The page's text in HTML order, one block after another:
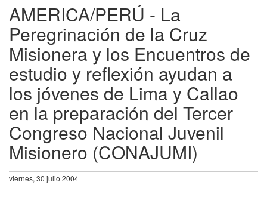
AMERICA/PERÚ - La
Peregrinación de la Cruz
Misionera y los Encuentros de
estudio y reflexión ayudan a
los jóvenes de Lima y Callao
en la preparación del Tercer
Congreso Nacional Juvenil
Misionero (CONAJUMI)
viernes, 30 julio 2004